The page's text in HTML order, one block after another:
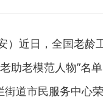
）近日，全国老龄
助老模范人物”名
道市民服务中心